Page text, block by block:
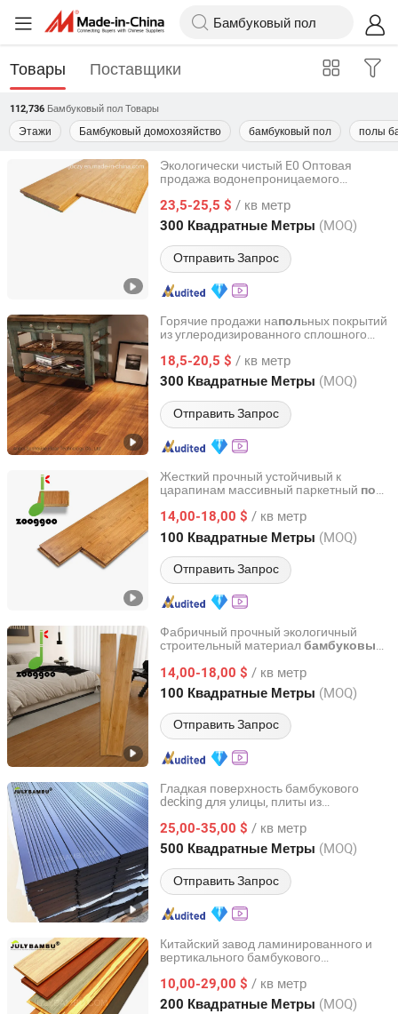
Товары Поставщики
112,736 Бамбуковый пол Товары
Этажи Бамбуковый домохозяйство бамбуковый пол полы
Экологически чистый E0 Оптовая
продажа водонепроницаемого
из бамбука для помещений
23,5-25,5 $ / кв метр
300 Квадратные Метры (MOQ)
Отправить Запрос
Fujian Sanming DACHUAN Bamboo Industry Co., Ltd.
с 2020
Горячие продажи напольных покрытий
из углеродизированного сплошного
торговли
18,5-20,5 $ / кв метр
300 Квадратные Метры (MOQ)
Отправить Запрос
Anhui Sunhouse Floor Technology Co., Ltd.
Anhui, China с 2022
Жесткий прочный устойчивый к
царапинам массивный паркетный пол
карбонизированный, натурального
цвета
14,00-18,00 $ / кв метр
100 Квадратные Метры (MOQ)
Отправить Запрос
GANZHOU ZHUGE BAMBOO WOODS TECHNOLOGY CO.,
LTD.
Jiangxi, China с 2023
Фабричный прочный экологичный
строительный материалбамбуковый
бамбуковый паркет
14,00-18,00 $ / кв метр
100 Квадратные Метры (MOQ)
Отправить Запрос
GANZHOU ZHUGE BAMBOO WOODS TECHNOLOGY CO.,
LTD.
Jiangxi, China
Гладкая поверхность бамбукового
decking для улицы, плиты из
использования
25,00-35,00 $ / кв метр
500 Квадратные Метры (MOQ)
Отправить Запрос
Hangzhou La July Bamboo & Wood Products Co., Ltd.
Zhejiang, China с 2020
Китайский завод ламинированного и
вертикального бамбукового
сплошнойбамбуковыйпол
помещений
10,00-29,00 $ / кв метр
200 Квадратные Метры (MOQ)
Hangzhou La July Bamboo & Wood Products Co., Ltd.
Zhejiang, China с 2020